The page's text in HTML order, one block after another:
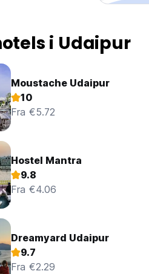
i Udaipur
Moustache Udaipur
10
Fra €5.72
Hostel Mantra
9.8
Fra €4.06
Dreamyard Udaipur
9.7
Fra €2.29